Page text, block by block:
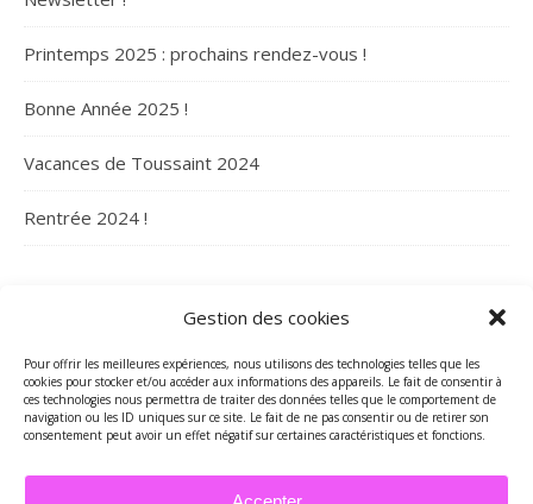
Gestion des cookies
Pour offrir les meilleures expériences, nous utilisons des technologies telles que les
cookies pour stocker et/ou accéder aux informations des appareils. Le fait de consentir à
ces technologies nous permettra de traiter des données telles que le comportement de
navigation ou les ID uniques sur ce site. Le fait de ne pas consentir ou de retirer son
consentement peut avoir un effet négatif sur certaines caractéristiques et fonctions.
Printemps 2025 : prochains rendez-vous !
Bonne Année 2025 !
Vacances de Toussaint 2024
Rentrée 2024 !
ARCHIVES
Archives